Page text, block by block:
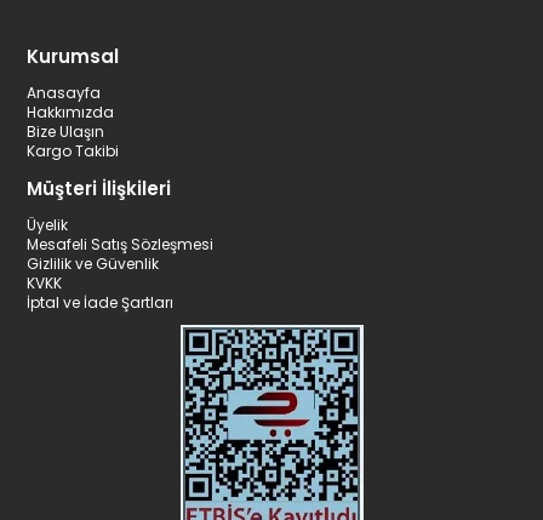
Kurumsal
Anasayfa
Hakkımızda
Bize Ulaşın
Kargo Takibi
Müşteri İlişkileri
Üyelik
Mesafeli Satış Sözleşmesi
Gizlilik ve Güvenlik
KVKK
İptal ve İade Şartları